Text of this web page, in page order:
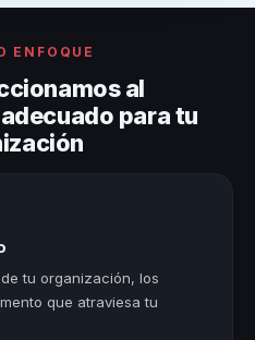
ENFOQUE
al
para tu
tu organización, los
que atraviesa tu